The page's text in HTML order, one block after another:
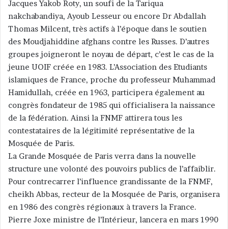
Jacques Yakob Roty, un soufi de la Tariqua
nakchabandiya, Ayoub Lesseur ou encore Dr Abdallah
Thomas Milcent, très actifs à l’époque dans le soutien
des Moudjahiddine afghans contre les Russes. D’autres
groupes joigneront le noyau de départ, c’est le cas de la
jeune UOIF créée en 1983. L’Association des Etudiants
islamiques de France, proche du professeur Muhammad
Hamidullah, créée en 1963, participera également au
congrès fondateur de 1985 qui officialisera la naissance
de la fédération. Ainsi la FNMF attirera tous les
contestataires de la légitimité représentative de la
Mosquée de Paris.
La Grande Mosquée de Paris verra dans la nouvelle
structure une volonté des pouvoirs publics de l’affaiblir.
Pour contrecarrer l’influence grandissante de la FNMF,
cheikh Abbas, recteur de la Mosquée de Paris, organisera
en 1986 des congrès régionaux à travers la France.
Pierre Joxe ministre de l’Intérieur, lancera en mars 1990